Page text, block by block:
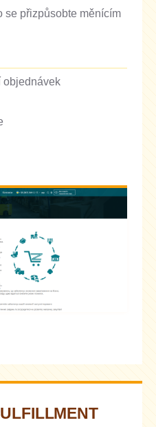
se přizpůsobte měnícím
objednávek